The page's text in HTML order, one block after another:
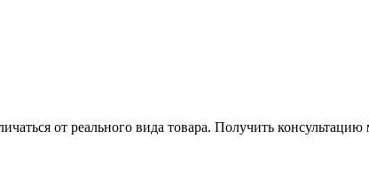
от реального вида товара. Получить